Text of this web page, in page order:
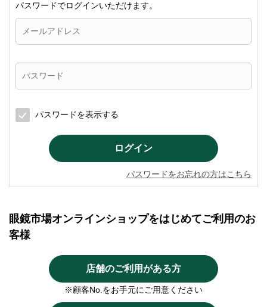
パスワードでログインいただけます。
パスワードを表示する
パスワードをお忘れの方はこちら
眼鏡市場オンラインショップをはじめてご利用のお
客様
店舗のご利用がある方
※顧客No.をお手元にご用意ください